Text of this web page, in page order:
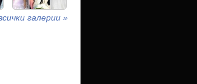
галерии »